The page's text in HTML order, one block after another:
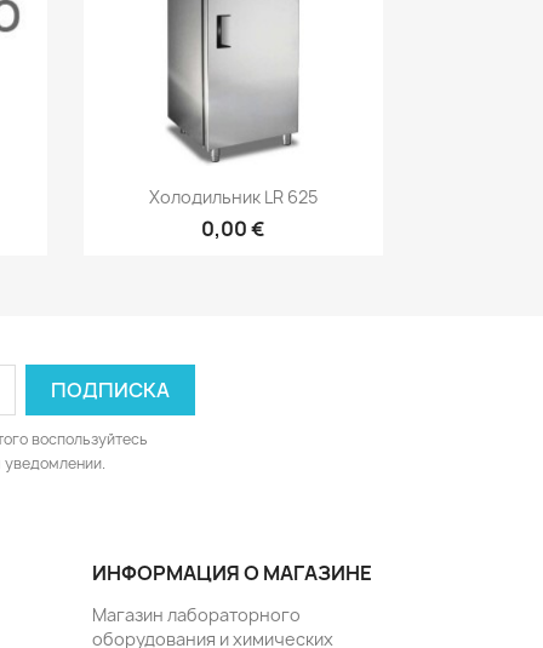
Быстрый просмотр
Холодильник LR 625
0,00 €
воспользуйтесь
ИНФОРМАЦИЯ О МАГАЗИНЕ
Магазин лабораторного
оборудования и химических